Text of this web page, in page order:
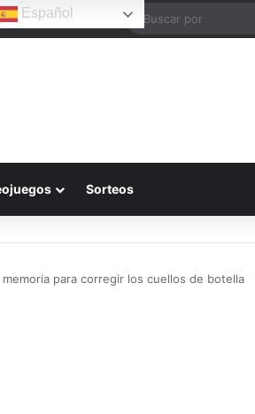
Español
Sorteos
para corregir los cuellos de botella